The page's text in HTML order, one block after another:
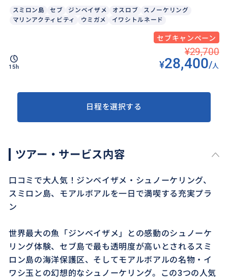
スミロン島 セブ ジンベイザメ オスロブ
スノーケリング
マリンアクティビティ
ウミガメ イワシトルネード
セブキャンペーン
15h
¥29,700
¥28,400/人
日程を選択する
ツアー・サービス内容
口コミで大人気！ジンベイザメ・シュノーケリング、
スミロン島、モアルボアルを一日で満喫する充実プラ
ン
世界最大の魚「ジンベイザメ」との感動のシュノーケ
リング体験、セブ島で最も透明度が高いとされるスミ
ロン島の海洋保護区、そしてモアルボアルの名物・イ
ワシ玉との幻想的なシュノーケリング。この3つの人気